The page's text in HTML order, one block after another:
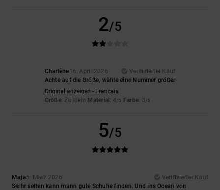
2/5
Charlène16. April 2026
Verifizierter Kauf
Achte auf die Größe, wähle eine Nummer größer
Original anzeigen - Français
Größe: Zu klein Material: 4/5 Farbe: 3/5
5/5
Maja5. März 2026
Verifizierter Kauf
Serhr selten kann mann gute Schuhe finden. Und ins Ocean von